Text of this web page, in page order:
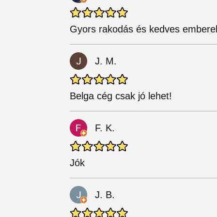
Gyors rakodás és kedves
J. M.
Belga cég csak jó lehet!
F. K.
Jók
J. B.